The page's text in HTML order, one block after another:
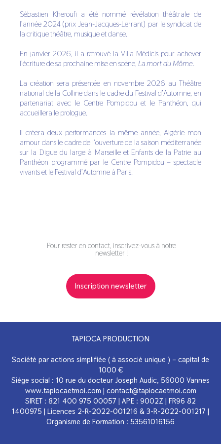
Sébastien Kheroufi a été nommé révélation théâtrale de
l’année 2024 (prix Jean-Jacques-Lerrant) par le syndicat de
la critique théâtre, musique et danse.
En janvier 2026, il a retrouvé la Villa Médicis pour achever
l’écriture de sa prochaine mise en scène,La mort du Môme.
La création sera présentée en novembre 2026 au Théâtre
national de la Colline dans le cadre du Festival d’Automne, en
partenariat avec le Centre Pompidou et le Panthéon, qui
accueillera le prologue.
Il créera deux performances la même année, Algérie mon
amour dans le cadre de l’ouverture de la saison méditerranée
sur la Digue du large à Marseille et Enfants de la Patrie au
Panthéon programmé par le Centre Pompidou – spectacle
vivants et le Festival d’Automne à Paris.
Pour rester en contact, inscrivez-vous à notre
newsletter !
Inscription newsletter
TAPIOCA PRODUCTION
Société par actions simplifiée ( à associé unique ) – capital de
1000 €
Siège social : 10 rue du docteur Joseph Audic, 56000 Vannes
www.tapiocaetmoi.com | contact@tapiocaetmoi.com
SIRET : 821 400 975 00057 | APE : 9002Z | FR96 82
1400975 | Licences 2-R-2022-001216 & 3-R-2022-001217 |
Organisme de Formation : 53561016156